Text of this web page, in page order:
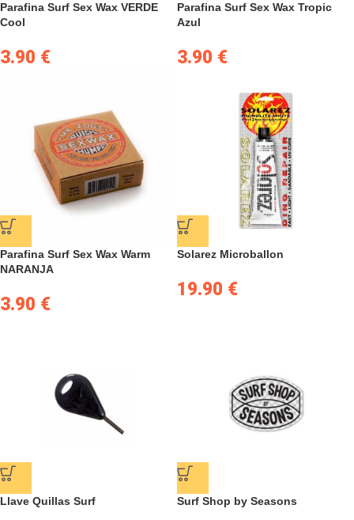
Parafina Surf Sex Wax VERDE
Cool
3.90 €
Parafina Surf Sex Wax Tropic
Azul
3.90 €
Parafina Surf Sex Wax Warm
NARANJA
3.90 €
Solarez Microballon
19.90 €
Llave Quillas Surf Surf Shop by Seasons